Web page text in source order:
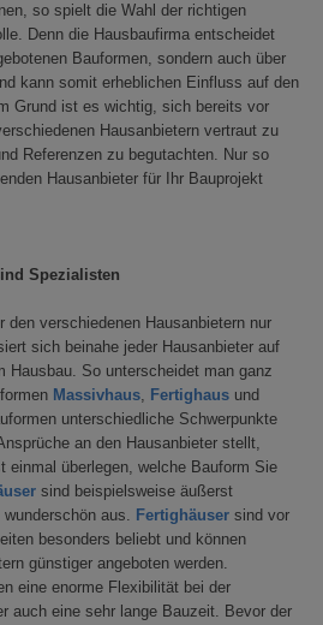
so spielt die Wahl der richtigen
Denn die Hausbaufirma entscheidet
Bauformen, sondern auch über
kann somit erheblichen Einfluss auf den
Grund ist es wichtig, sich bereits vor
Hausanbietern vertraut zu
Referenzen zu begutachten. Nur so
Hausanbieter für Ihr Bauprojekt
Spezialisten
den verschiedenen Hausanbietern nur
sich beinahe jeder Hausanbieter auf
Hausbau. So unterscheidet man ganz
Massivhaus, Fertighaus und
unterschiedliche Schwerpunkte
an den Hausanbieter stellt,
überlegen, welche Bauform Sie
sind beispielsweise äußerst
aus. Fertighäuser sind vor
besonders beliebt und können
günstiger angeboten werden.
eine enorme Flexibilität bei der
auch eine sehr lange Bauzeit. Bevor der